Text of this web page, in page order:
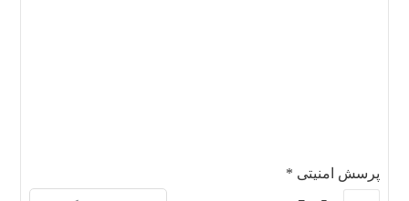
پرسش امنیتی *